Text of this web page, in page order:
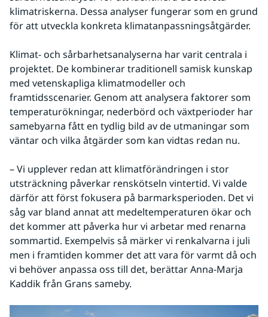
klimatriskerna. Dessa analyser fungerar som en grund
för att utveckla konkreta klimatanpassningsåtgärder.
Klimat- och sårbarhetsanalyserna har varit centrala i
projektet. De kombinerar traditionell samisk kunskap
med vetenskapliga klimatmodeller och
framtidsscenarier. Genom att analysera faktorer som
temperaturökningar, nederbörd och växtperioder har
samebyarna fått en tydlig bild av de utmaningar som
väntar och vilka åtgärder som kan vidtas redan nu.
– Vi upplever redan att klimatförändringen i stor
utsträckning påverkar renskötseln vintertid. Vi valde
därför att först fokusera på barmarksperioden. Det vi
såg var bland annat att medeltemperaturen ökar och
det kommer att påverka hur vi arbetar med renarna
sommartid. Exempelvis så märker vi renkalvarna i juli
men i framtiden kommer det att vara för varmt då och
vi behöver anpassa oss till det, berättar Anna-Marja
Kaddik från Grans sameby.